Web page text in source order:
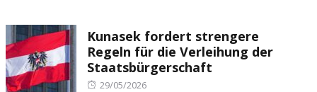
Kunasek fordert strengere
Regeln für die Verleihung der
Staatsbürgerschaft
Posted
29/05/2026